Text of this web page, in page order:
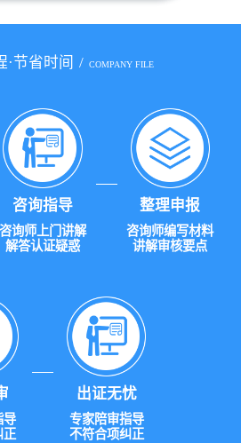
·节省时间 / COMPANY FILE
咨询指导
咨询师上门讲解
解答认证疑惑
整理申报
咨询师编写材料
讲解审核要点
导
正
出证无忧
专家陪审指导
不符合项纠正